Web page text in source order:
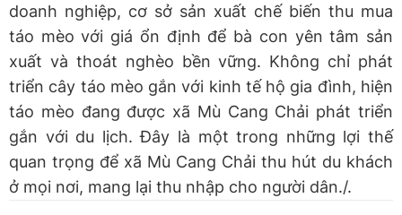
doanh nghiệp, cơ sở sản xuất chế biến thu mua
táo mèo với giá ổn định để bà con yên tâm sản
xuất và thoát nghèo bền vững. Không chỉ phát
triển cây táo mèo gắn với kinh tế hộ gia đình, hiện
táo mèo đang được xã Mù Cang Chải phát triển
gắn với du lịch. Đây là một trong những lợi thế
quan trọng để xã Mù Cang Chải thu hút du khách
ở mọi nơi, mang lại thu nhập cho người dân./.